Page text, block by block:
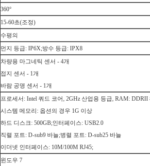
360°
15-60초(조정)
수평의
먼지 등급: IP6X;방수 등급: IPX8
차량용 마그네틱 센서 - 4개
접지 센서 - 1개
바람 공명 센서 - 1개
프로세서: Intel 쿼드 코어, 2GHz 산업용 등급, RAM: DDRII
시스템 메모리: 옵션의 경우 1G 이상
하드 디스크: 500GB;인터페이스: USB2.0
직렬 포트: D-sub9 바늘;병렬 포트: D-sub25 바늘
이더넷 인터페이스: 10M/100M RJ45;
윈도우 7